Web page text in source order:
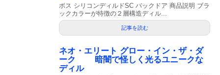
ボス シリコンディルドSC バックドア 商品説明 ブラ
ックカラーが特徴の２層構造ディル...
記事を読む
ネオ・エリート グロー・イン・ザ・ダ
ーク 暗闇で怪しく光るユニークな
ディル